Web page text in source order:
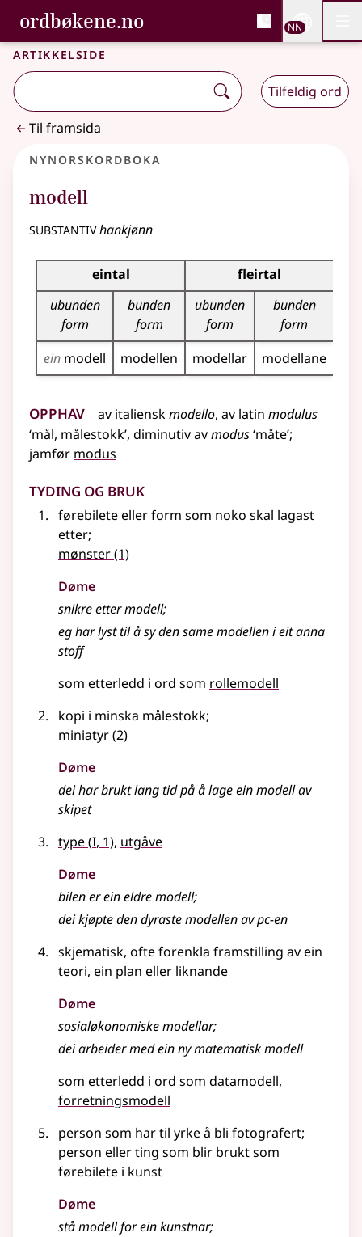
Gå til hovudinnhald
Tilgjenge
ordbøkene.no, Bokmålsordboka og
Bokmålsordboka og Nynorskordboka
NN
Artikkelside
Tilfeldig ord
Til framsida
Nynorskordboka
modell
substantivhankjønn
Bøyningstabell for dette substantivet
eintal
fleirtal
ubunden
form
bunden
form
ubunden
form
bunden
form
ein modell modellen modellar modellane
Opphav av italienskmodello, av latin modulus
‘mål, målestokk’, diminutiv avmodus‘måte’;
jamfør modus
Tyding og bruk
førebilete eller form som noko skal lagast
etter;
mønster(1)
Døme
snikre etter modell;
eg har lyst til å sy den same modellen i eit anna
stoff
som etterledd i ord som rollemodell
kopi i minska målestokk;
miniatyr(2)
Døme
dei har brukt lang tid på å lage ein modell av
skipet
type(1
I, 1), utgåve
Døme
bilen er ein eldre modell;
dei kjøpte den dyraste modellen av pc-en
skjematisk, ofte forenkla framstilling av ein
teori, ein plan eller liknande
Døme
sosialøkonomiske modellar;
dei arbeider med ein ny matematisk modell
som etterledd i ord som datamodell
forretningsmodell
person som har til yrke å bli fotografert;
person ellerting som blir brukt som
førebilete i kunst
Døme
stå modell for ein kunstnar;